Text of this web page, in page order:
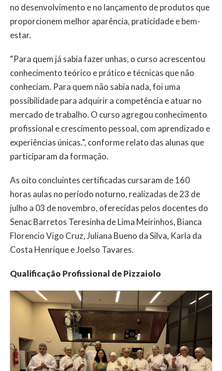
no desenvolvimento e no lançamento de produtos que
proporcionem melhor aparência, praticidade e bem-
estar.
“Para quem já sabia fazer unhas, o curso acrescentou
conhecimento teórico e prático e técnicas que não
conheciam. Para quem não sabia nada, foi uma
possibilidade para adquirir a competência e atuar no
mercado de trabalho. O curso agregou conhecimento
profissional e crescimento pessoal, com aprendizado e
experiências únicas.”, conforme relato das alunas que
participaram da formação.
As oito concluintes certificadas cursaram de 160
horas aulas no período noturno, realizadas de 23 de
julho a 03 de novembro, oferecidas pelos docentes do
Senac Barretos Teresinha de Lima Meirinhos, Bianca
Florencio Vigo Cruz, Juliana Bueno da Silva, Karla da
Costa Henrique e Joelso Tavares.
Qualificação Profissional de Pizzaiolo